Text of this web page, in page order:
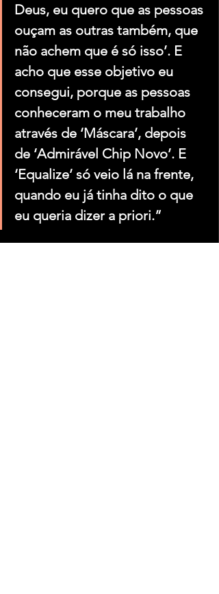
Deus, eu quero que as pessoas
ouçam as outras também, que
não achem que é só isso’. E
acho que esse objetivo eu
consegui, porque as pessoas
conheceram o meu trabalho
através de ‘Máscara’, depois
de ‘Admirável Chip Novo’. E
‘Equalize’ só veio lá na frente,
quando eu já tinha dito o que
eu queria dizer a priori.”